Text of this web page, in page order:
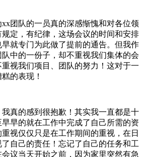
团队的一员真的深感惭愧和对各位领
定，有纪律，这场会议的时间和安排
就专门为此做了提前的通告。但我作
中的一份子，却不重视我们集体的会
视我们项目、团队的努力！这对于一
的表现！
真的感到很抱歉！其实我一直都是十
早的就在工作中完成了自己所需的资
视仅仅只是在工作期间的重视，在日
自己的责任！忘记了自己的任务和工
议当天开始之前，因为家里突然有急